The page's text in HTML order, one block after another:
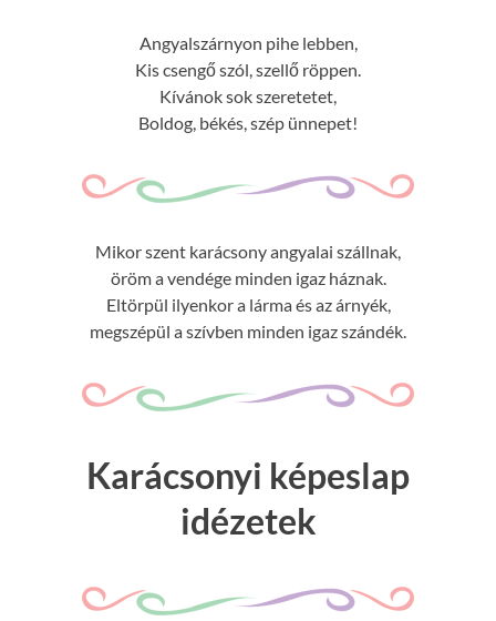
Angyalszárnyon pihe lebben,
Kis csengő szól, szellő röppen.
Kívánok sok szeretetet,
Boldog, békés, szép ünnepet!
Mikor szent karácsony angyalai szállnak,
öröm a vendége minden igaz háznak.
Eltörpül ilyenkor a lárma és az árnyék,
megszépül a szívben minden igaz szándék.
Karácsonyi képeslap
idézetek